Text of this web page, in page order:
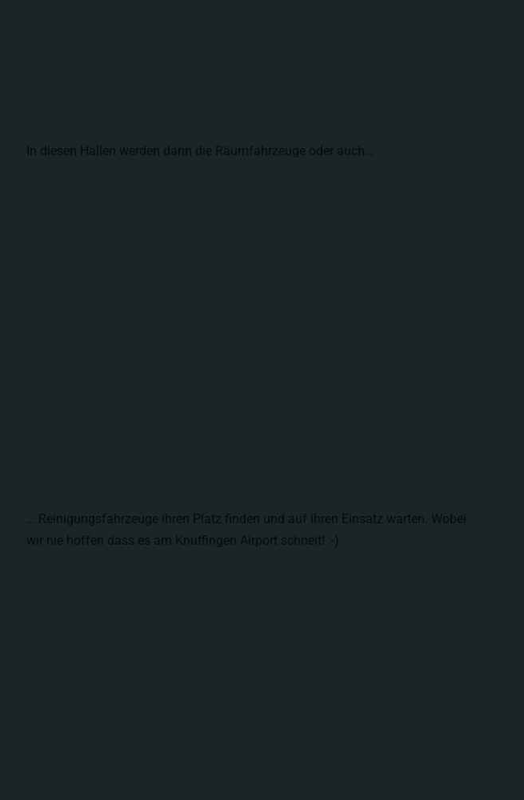
In diesen Hallen werden dann die Räumfahrzeuge oder auch…
… Reinigungsfahrzeuge ihren Platz finden und auf ihren Einsatz warten. Wobei
wir nie hoffen dass es am Knuffingen Airport schneit! :-)